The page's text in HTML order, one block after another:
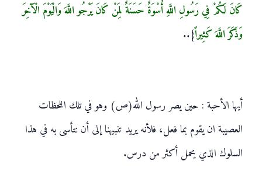
كَانَ لَكُمْ فِي رَسُولِ اللَّهِ أُسْوَةٌ حَسَنَةٌ لِمَنْ كَانَ يَرْجُو اللَّهَ وَالْيَوْمَ الْآَخِرَ
وَذَكَرَ اللَّهَ كَثِيراً}..
أيها الأحبة : حين يصر رسول الله(ص) وهو في تلك اللحظات
العصيبة ان يقوم بما فعل، فلأنه يريد تنبيهنا إلى أن نتأسى به في هذا
السلوك الذي يحمل أكثر من درس.